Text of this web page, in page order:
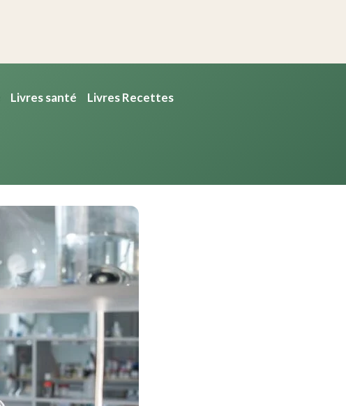
Livres santé Livres Recettes